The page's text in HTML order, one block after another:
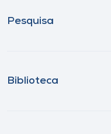
Pesquisa
Biblioteca